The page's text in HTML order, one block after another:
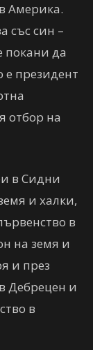
Америка.
със син –
покани да
е президент
отбор на
в Сидни
и халки,
в
на земя и
и през
Дебрецен и
в